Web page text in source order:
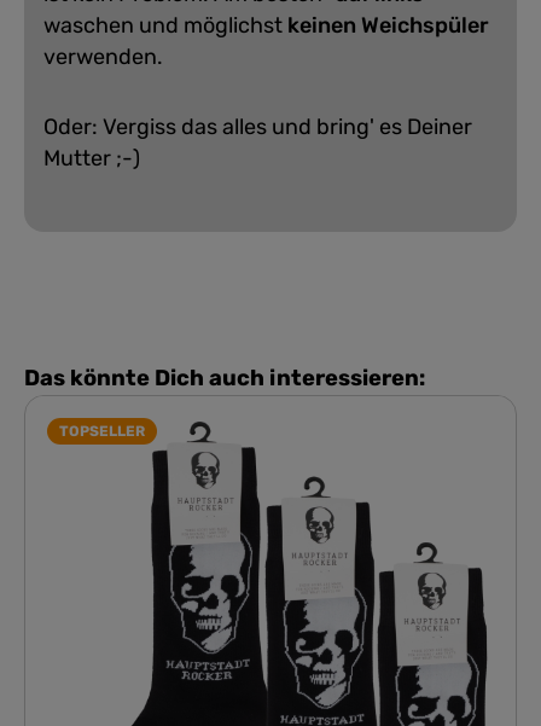
waschen und möglichst keinen Weichspüler
verwenden.
Oder: Vergiss das alles und bring' es Deiner
Mutter ;-)
Das könnte Dich auch interessieren:
TOPSELLER